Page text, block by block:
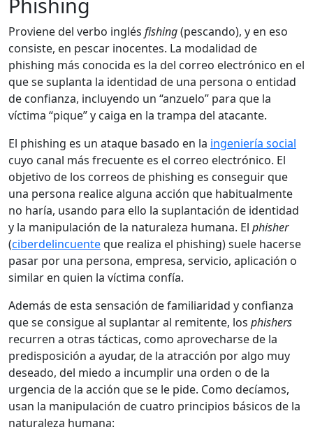
Phishing
Proviene del verbo inglés fishing(pescando), y en eso
consiste, en pescar inocentes. La modalidad de
phishing más conocida es la del correo electrónico en el
que se suplanta la identidad de una persona o entidad
de confianza, incluyendo un “anzuelo” para que la
víctima “pique” y caiga en la trampa del atacante.
El phishing es un ataque basado en la ingeniería social
cuyo canal más frecuente es el correo electrónico. El
objetivo de los correos de phishing es conseguir que
una persona realice alguna acción que habitualmente
no haría, usando para ello la suplantación de identidad
y la manipulación de la naturaleza humana. El phisher
(ciberdelincuenteque realiza el phishing) suele hacerse
pasar por una persona, empresa, servicio, aplicación o
similar en quien la víctima confía.
Además de esta sensación de familiaridad y confianza
que se consigue al suplantar al remitente, los phishers
recurren a otras tácticas, como aprovecharse de la
predisposición a ayudar, de la atracción por algo muy
deseado, del miedo a incumplir una orden o de la
urgencia de la acción que se le pide. Como decíamos,
usan la manipulación de cuatro principios básicos de la
naturaleza humana: